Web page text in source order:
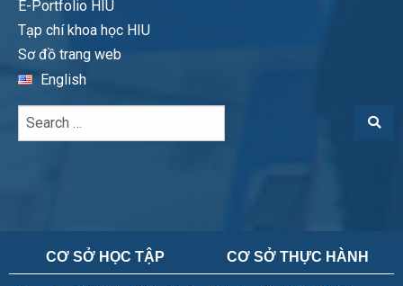
E-Portfolio HIU
Tạp chí khoa học HIU
Sơ đồ trang web
English
CƠ SỞ HỌC TẬP CƠ SỞ THỰC HÀNH